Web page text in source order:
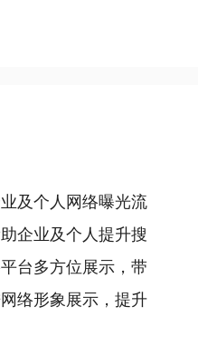
及个人网络曝光流
企业及个人提升搜
台多方位展示，带
络形象展示，提升